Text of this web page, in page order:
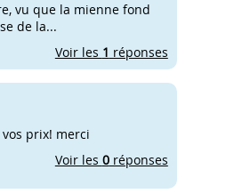
vu que la mienne fond
de la...
Voir les 1 réponses
prix! merci
Voir les 0réponses